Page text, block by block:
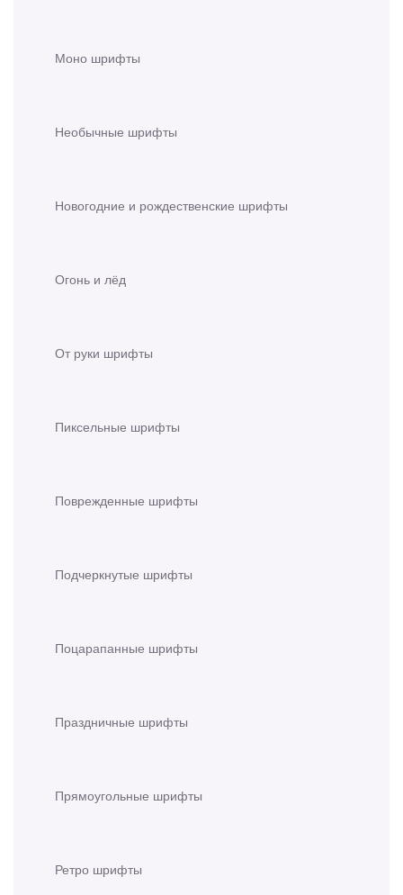
Моно шрифты
Необычные шрифты
Новогодние и рождественские шрифты
Огонь и лёд
От руки шрифты
Пиксельные шрифты
Поврежденные шрифты
Подчеркнутые шрифты
Поцарапанные шрифты
Праздничные шрифты
Прямоугольные шрифты
Ретро шрифты